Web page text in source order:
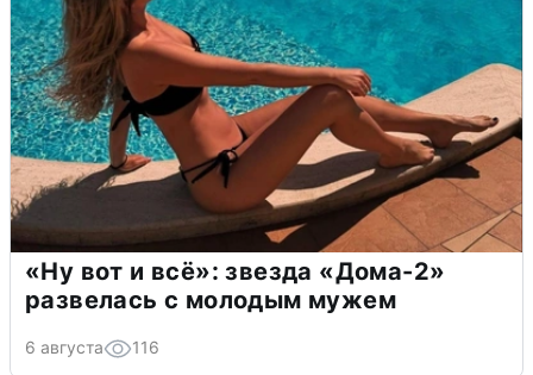
«Ну вот и всё»: звезда «Дома-2»
развелась с молодым мужем
6 августа 116